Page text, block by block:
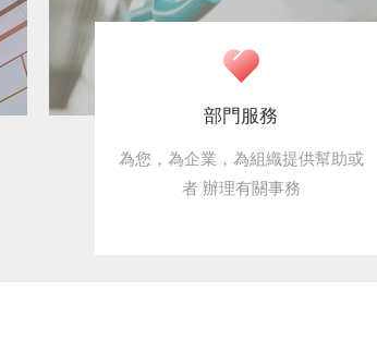
部門服務
為您，為企業，為組織提供幫助或
者 辦理有關事務